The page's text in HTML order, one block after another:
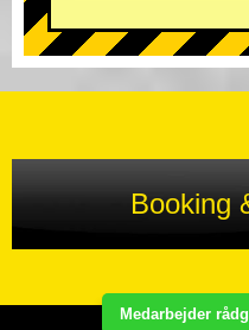
Medarbejder
Booking